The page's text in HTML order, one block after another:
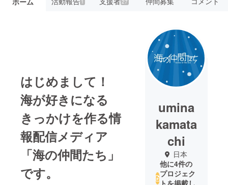
1 27
はじめまして！
海が好きになる
きっかけを作る情
報配信メディア
「海の仲間たち」
です。
umina
kamata
chi
日本
他に4件の
プロジェク